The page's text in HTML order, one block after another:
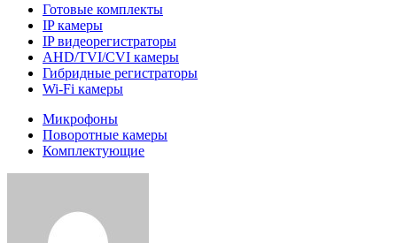
Готовые комплекты
IP камеры
IP видеорегистраторы
AHD/TVI/CVI камеры
Гибридные регистраторы
Wi-Fi камеры
Микрофоны
Поворотные камеры
Комплектующие